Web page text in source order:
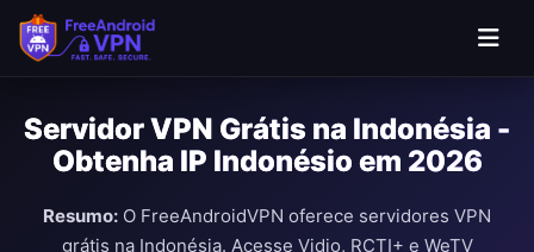
Ir para o conteúdo principal
Servidor VPN Grátis na Indonésia -
Obtenha IP Indonésio em 2026
Resumo: O FreeAndroidVPN oferece servidores VPN
grátis na Indonésia. Acesse Vidio, RCTI+ e WeTV